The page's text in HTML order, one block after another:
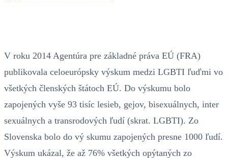
V roku 2014 Agentúra pre základné práva EÚ (FRA)
publikovala celoeurópsky výskum medzi LGBTI ľuďmi vo
všetkých členských štátoch EÚ. Do výskumu bolo
zapojených vyše 93 tisíc lesieb, gejov, bisexuálnych, inter
sexuálnych a transrodových ľudí (skrat. LGBTI). Zo
Slovenska bolo do vý skumu zapojených presne 1000 ľudí.
Výskum ukázal, že až 76% všetkých opýtaných zo